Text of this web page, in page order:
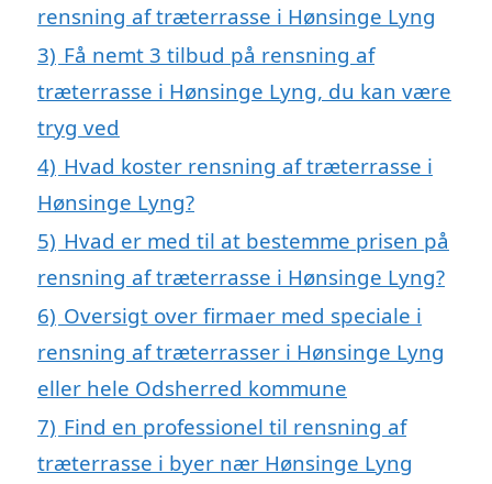
rensning af træterrasse i Hønsinge Lyng
3) Få nemt 3 tilbud på rensning af
træterrasse i Hønsinge Lyng, du kan være
tryg ved
4) Hvad koster rensning af træterrasse i
Hønsinge Lyng?
5) Hvad er med til at bestemme prisen på
rensning af træterrasse i Hønsinge Lyng?
6) Oversigt over firmaer med speciale i
rensning af træterrasser i Hønsinge Lyng
eller hele Odsherred kommune
7) Find en professionel til rensning af
træterrasse i byer nær Hønsinge Lyng